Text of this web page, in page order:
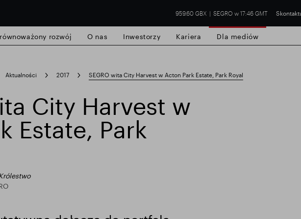
959.60 GBX SEGRO w 17:46 GMT
Posiadłość handlowa w Slough
rozwój O nas Inwestorzy Kariera Dla mediów
Aktualności 2017 SEGRO wita City Harvest w Acton Park Estate, Park Royal
City Harvest w
Estate, Park